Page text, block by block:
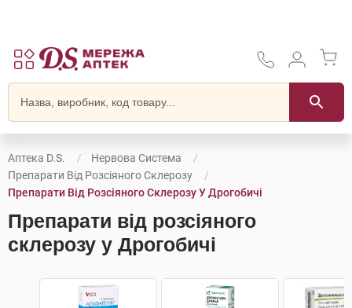
Аптека D.S.
Нервова Система
Препарати Від Розсіяного Склерозу
Препарати Від Розсіяного Склерозу У Дрогобичі
Препарати від розсіяного
склерозу у Дрогобичі